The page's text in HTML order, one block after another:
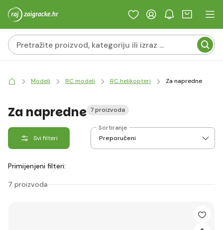
Modeli RC modeli RC helikopteri Za napredne
Za napredne 7 proizvoda
Svi filteri
Sortiranje
Primijenjeni filteri:
7 proizvoda